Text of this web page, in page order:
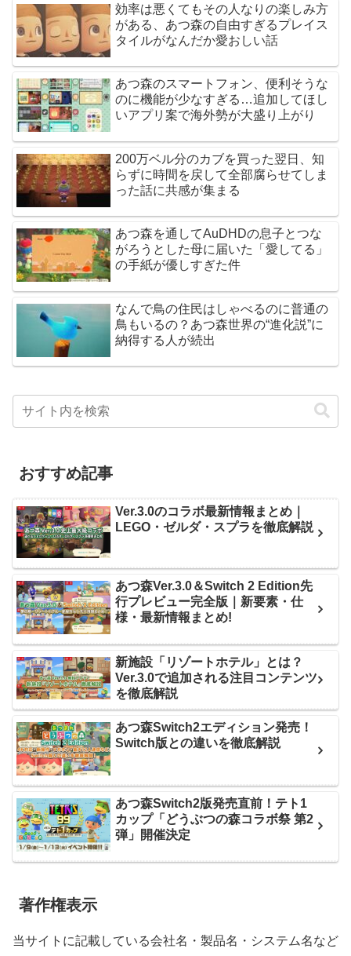
効率は悪くてもその人なりの楽しみ方
がある、あつ森の自由すぎるプレイス
タイルがなんだか愛おしい話
あつ森のスマートフォン、便利そうな
のに機能が少なすぎる…追加してほし
いアプリ案で海外勢が大盛り上がり
200万ベル分のカブを買った翌日、知
らずに時間を戻して全部腐らせてしま
った話に共感が集まる
あつ森を通してAuDHDの息子とつな
がろうとした母に届いた「愛してる」
の手紙が優しすぎた件
なんで鳥の住民はしゃべるのに普通の
鳥もいるの？あつ森世界の“進化説”に
納得する人が続出
おすすめ記事
Ver.3.0のコラボ最新情報まとめ｜
LEGO・ゼルダ・スプラを徹底解説
あつ森Ver.3.0＆Switch 2 Edition先
行プレビュー完全版｜新要素・仕
様・最新情報まとめ!
新施設「リゾートホテル」とは？
Ver.3.0で追加される注目コンテンツ
を徹底解説
あつ森Switch2エディション発売！
Switch版との違いを徹底解説
あつ森Switch2版発売直前！テト1
カップ「どうぶつの森コラボ祭 第2
弾」開催決定
著作権表示
当サイトに記載している会社名・製品名・システム名など